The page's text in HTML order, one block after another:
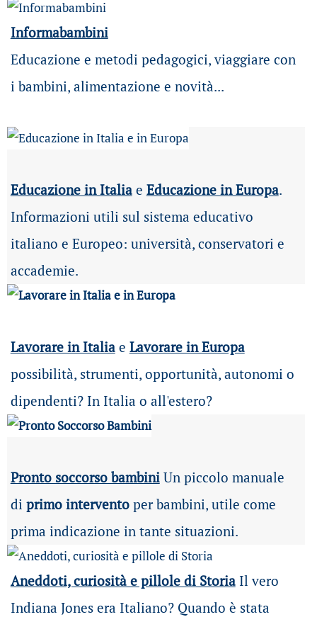
Informabambini
Educazione e metodi pedagogici, viaggiare con
i bambini, alimentazione e novità...
Educazione in Italiae Educazione in Europa.
Informazioni utili sul sistema educativo
italiano e Europeo: università, conservatori e
accademie.
Lavorare in Italia e Lavorare in Europa
possibilità, strumenti, opportunità, autonomi o
dipendenti? In Italia o all'estero?
Pronto soccorso bambiniUn piccolo manuale
di primo interventoper bambini, utile come
prima indicazione in tante situazioni.
Aneddoti, curiosità e pillole di Storia Il vero
Indiana Jones era Italiano? Quando è stata